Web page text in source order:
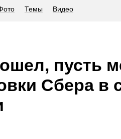
Темы Видео
пусть
Сбера в